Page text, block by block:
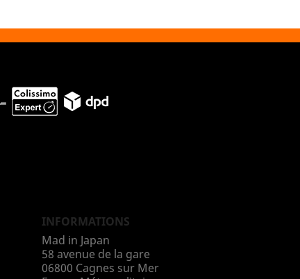
INFORMATIONS
Mad in Japan
58 avenue de la gare
06800 Cagnes sur Mer